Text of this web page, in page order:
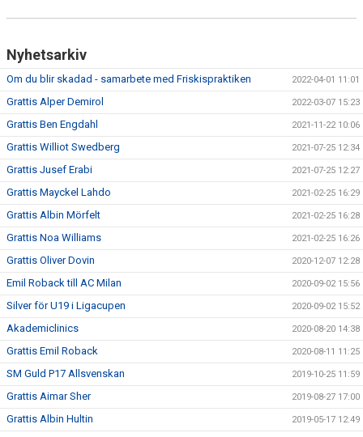
Nyhetsarkiv
Om du blir skadad - samarbete med Friskispraktiken 2022-04-01 11:01
Grattis Alper Demirol 2022-03-07 15:23
Grattis Ben Engdahl 2021-11-22 10:06
Grattis Williot Swedberg 2021-07-25 12:34
Grattis Jusef Erabi 2021-07-25 12:27
Grattis Mayckel Lahdo 2021-02-25 16:29
Grattis Albin Mörfelt 2021-02-25 16:28
Grattis Noa Williams 2021-02-25 16:26
Grattis Oliver Dovin 2020-12-07 12:28
Emil Roback till AC Milan 2020-09-02 15:56
Silver för U19 i Ligacupen 2020-09-02 15:52
Akademiclinics 2020-08-20 14:38
Grattis Emil Roback 2020-08-11 11:25
SM Guld P17 Allsvenskan 2019-10-25 11:59
Grattis Aimar Sher 2019-08-27 17:00
Grattis Albin Hultin 2019-05-17 12:49